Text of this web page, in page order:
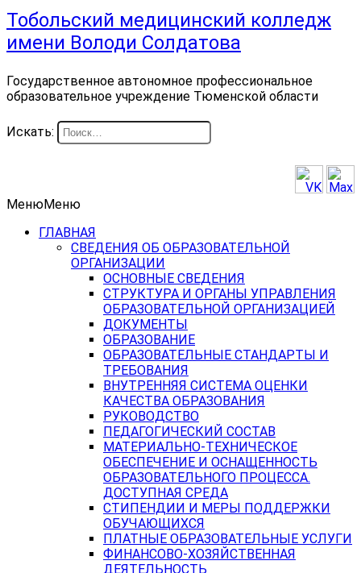
Тобольский медицинский колледж
имени Володи Солдатова
Государственное автономное профессиональное
образовательное учреждение Тюменской области
Искать:
МенюМеню
ГЛАВНАЯ
СВЕДЕНИЯ ОБ ОБРАЗОВАТЕЛЬНОЙ
ОРГАНИЗАЦИИ
ОСНОВНЫЕ СВЕДЕНИЯ
СТРУКТУРА И ОРГАНЫ УПРАВЛЕНИЯ
ОБРАЗОВАТЕЛЬНОЙ ОРГАНИЗАЦИЕЙ
ДОКУМЕНТЫ
ОБРАЗОВАНИЕ
ОБРАЗОВАТЕЛЬНЫЕ СТАНДАРТЫ И
ТРЕБОВАНИЯ
ВНУТРЕННЯЯ СИСТЕМА ОЦЕНКИ
КАЧЕСТВА ОБРАЗОВАНИЯ
РУКОВОДСТВО
ПЕДАГОГИЧЕСКИЙ СОСТАВ
МАТЕРИАЛЬНО-ТЕХНИЧЕСКОЕ
ОБЕСПЕЧЕНИЕ И ОСНАЩЕННОСТЬ
ОБРАЗОВАТЕЛЬНОГО ПРОЦЕССА.
ДОСТУПНАЯ СРЕДА
СТИПЕНДИИ И МЕРЫ ПОДДЕРЖКИ
ОБУЧАЮЩИХСЯ
ПЛАТНЫЕ ОБРАЗОВАТЕЛЬНЫЕ УСЛУГИ
ФИНАНСОВО-ХОЗЯЙСТВЕННАЯ
ДЕЯТЕЛЬНОСТЬ